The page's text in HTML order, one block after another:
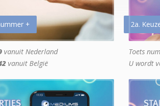
+
vanuit Nederland
vanuit België
2a.
Toets
U wordt